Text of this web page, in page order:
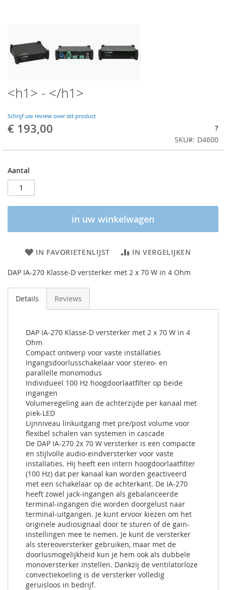
<h1> - </h1>
Schrijf uw review over dit product
€ 193,00
?
SKU
D4600
Aantal
in uw winkelwagen
IN FAVORIETENLIJST IN VERGELIJKEN
DAP IA-270 Klasse-D versterker met 2 x 70 W in 4 Ohm
Details Reviews
DAP IA-270 Klasse-D versterker met 2 x 70 W in 4
Ohm
Compact ontwerp voor vaste installaties
Ingangsdoorlusschakelaar voor stereo- en
parallelle monomodus
Individueel 100 Hz hoogdoorlaatfilter op beide
ingangen
Volumeregeling aan de achterzijde per kanaal met
piek-LED
Lijnniveau linkuitgang met pre/post volume voor
flexibel schalen van systemen in cascade
De DAP IA-270 2x 70 W versterker is een compacte
en stijlvolle audio-eindversterker voor vaste
installaties. Hij heeft een intern hoogdoorlaatfilter
(100 Hz) dat per kanaal kan worden geactiveerd
met een schakelaar op de achterkant. De IA-270
heeft zowel jack-ingangen als gebalanceerde
terminal-ingangen die worden doorgelust naar
terminal-uitgangen. Je kunt ervoor kiezen om het
originele audiosignaal door te sturen of de gain-
instellingen mee te nemen. Je kunt de versterker
als stereoversterker gebruiken, maar met de
doorlusmogelijkheid kun je hem ook als dubbele
monoversterker instellen. Dankzij de ventilatorloze
convectiekoeling is de versterker volledig
geruisloos in bedrijf.